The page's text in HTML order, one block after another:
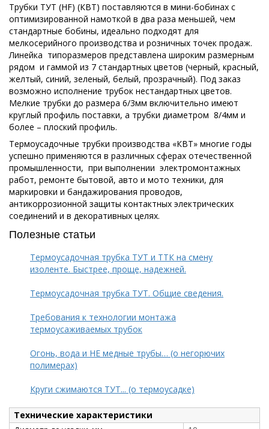
Трубки ТУТ (HF) (КВТ) поставляются в мини-бобинах с
оптимизированной намоткой в два раза меньшей, чем
стандартные бобины, идеально подходят для
мелкосерийного производства и розничных точек продаж.
Линейка типоразмеров представлена широким размерным
рядом и гаммой из 7 стандартных цветов (черный, красный,
желтый, синий, зеленый, белый, прозрачный). Под заказ
возможно исполнение трубок нестандартных цветов.
Мелкие трубки до размера 6/3мм включительно имеют
круглый профиль поставки, а трубки диаметром 8/4мм и
более – плоский профиль.
Термоусадочные трубки производства «КВТ» многие годы
успешно применяются в различных сферах отечественной
промышленности, при выполнении электромонтажных
работ, ремонте бытовой, авто и мото техники, для
маркировки и бандажирования проводов,
антикоррозионной защиты контактных электрических
соединений и в декоративных целях.
Полезные статьи
Термоусадочная трубка ТУТ и ТТК на смену
изоленте. Быстрее, проще, надежней.
Термоусадочная трубка ТУТ. Общие сведения.
Требования к технологии монтажа
термоусаживаемых трубок
Огонь, вода и НЕ медные трубы… (о негорючих
полимерах)
Круги сжимаются ТУТ... (о термоусадке)
Технические характеристики